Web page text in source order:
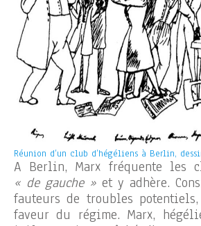
Réunion d’un club d’hégéliens à Berlin,
A Berlin, Marx fréquente les
« de gauche » et y adhère.
fauteurs de troubles
faveur du régime. Marx,